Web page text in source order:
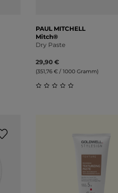
PAUL MITCHELL
Mitch®
Dry Paste
29,90 €
(351,76 € / 1000 Gramm)